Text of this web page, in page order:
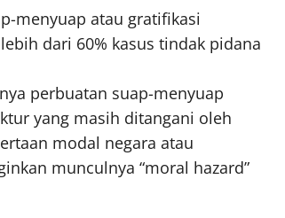
menyuap atau gratifikasi
dari 60% kasus tindak pidana
perbuatan suap-menyuap
yang masih ditangani oleh
modal negara atau
munculnya “moral hazard”